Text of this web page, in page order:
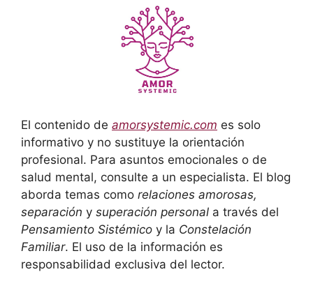
El contenido de amorsystemic.com es solo
informativo y no sustituye la orientación
profesional. Para asuntos emocionales o de
salud mental, consulte a un especialista. El blog
aborda temas como relaciones amorosas,
separación y superación personal a través del
Pensamiento Sistémico y la Constelación
Familiar. El uso de la información es
responsabilidad exclusiva del lector.